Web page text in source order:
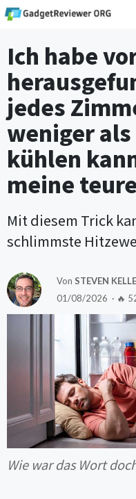
Ich habe
jedes
weniger
kühlen
meine
Mit diesem Trick
schlimmste
Von STEVEN
01/08/2026 · 🔥
Wie war das Wort